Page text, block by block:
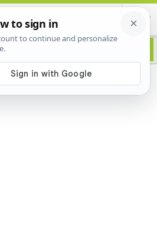
Advertisement